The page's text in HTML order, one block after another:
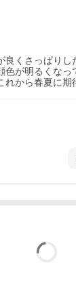
※当店の
【画像に
す。
予めご了
近くのお
ト ハロウィン
え 実用的 喜ば
ント イベント
良くさっぱりし
が明るくなっ
れから春夏に期